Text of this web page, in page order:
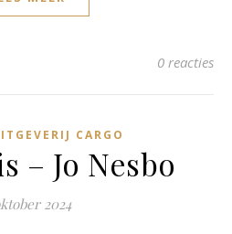
0 reacties
CARGO
– Jo Nesbo
2024